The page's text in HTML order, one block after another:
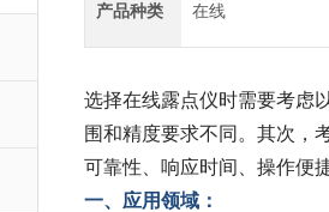
产品种类 在线
选择在线露点仪时需要考虑
围和精度要求不同。其次，
可靠性、响应时间、操作便
一、应用领域：